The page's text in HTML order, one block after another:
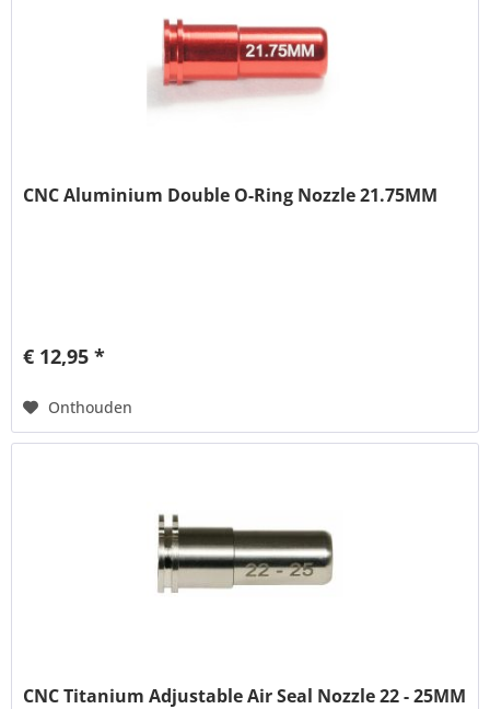
CNC Aluminium Double O-Ring Nozzle 21.75MM
€ 12,95 *
Onthouden
CNC Titanium Adjustable Air Seal Nozzle 22 - 25MM